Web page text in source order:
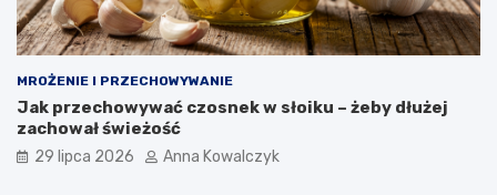
MROŻENIE I PRZECHOWYWANIE
Jak przechowywać czosnek w słoiku – żeby dłużej
zachował świeżość
29 lipca 2026 Anna Kowalczyk